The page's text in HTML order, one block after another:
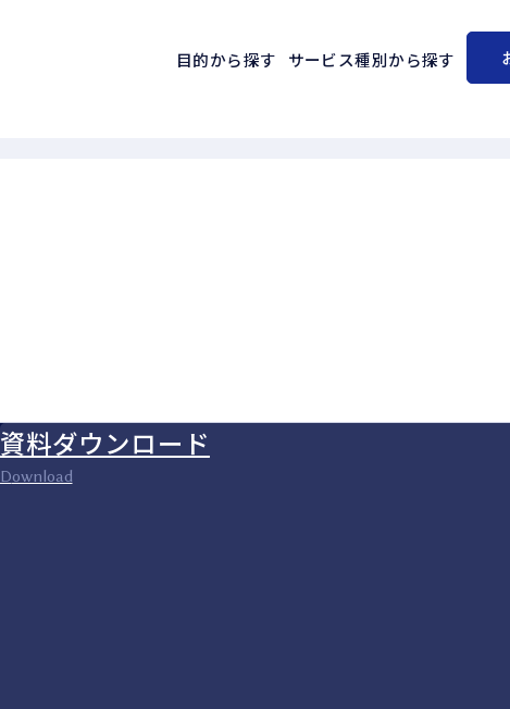
目的から探す サービス種別から探す
資料ダウンロード
Download